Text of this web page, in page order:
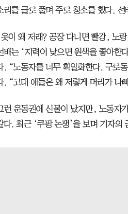
리를 글로 풀며 주로 청소를 했다.
옷이 왜 저래? 공장 다니면 빨강, 노
배는 ‘지력이 낮으면 원색을 좋아한
. “노동자를 너무 획일화한다. 구로
. “고대 애들은 왜 저렇게 머리가 나
런 운동권에 신물이 났지만, 노동자
다. 최근 ‘쿠팡 논쟁’을 보며 기자의